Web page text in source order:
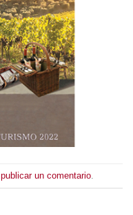
publicar un comentario